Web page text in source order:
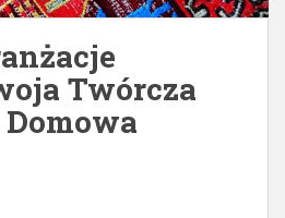
Twórcza